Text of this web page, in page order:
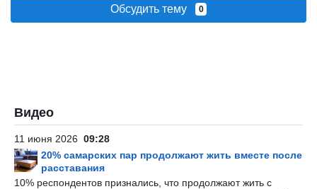
Обсудить тему 0
Видео
11 июня 2026 09:28
20% самарских пар продолжают жить вместе после
расставания
10% респондентов признались, что продолжают жить с